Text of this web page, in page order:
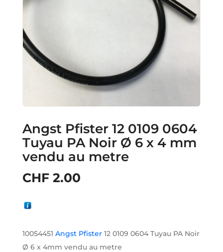
Angst Pfister 12 0109 0604
Tuyau PA Noir Ø 6 x 4 mm
vendu au metre
CHF2.00
10054451 Angst Pfister12 0109 0604 Tuyau PA Noir
Ø 6 x 4mm vendu au metre